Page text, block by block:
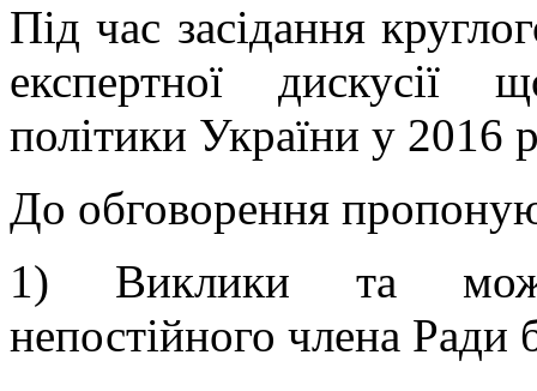
Під час засідання
експертної дискусії
політики України у 2016
До обговорення
1) Виклики та
непостійного члена